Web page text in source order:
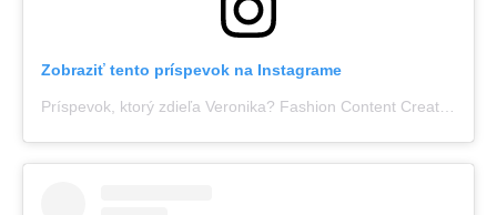
Zobraziť tento príspevok na Instagrame